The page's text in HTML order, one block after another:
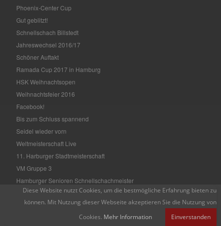
Phoenix-Center Cup
Gut geblitzt!
Schnellschach Billstedt
Jahreswechsel 2016/17
Schöner Auftakt
Ramada Cup 2017 in Hamburg
HSK Weihnachtsopen
Weihnachtsfeier 2016
Facebook!
Bis zum Schluss spannend
Seidel wieder vorn
Weltmeisterschaft Live
11. Harburger Stadtmeisterschaft
VM Gruppe 3
Hamburger Senioren Schnellschachmeister
15. Diogenes Mehrkampf
Hamburger Einzelmeisterschaft
Diese Website nutzt Cookies, um die bestmögliche Erfahrung bieten zu
können. Mit Nutzung dieser Webseite akzeptieren Sie die Nutzung von
Cookies. Mehr Information Einverstanden